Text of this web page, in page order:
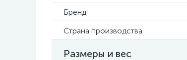
Бренд
Страна производства
Размеры и вес